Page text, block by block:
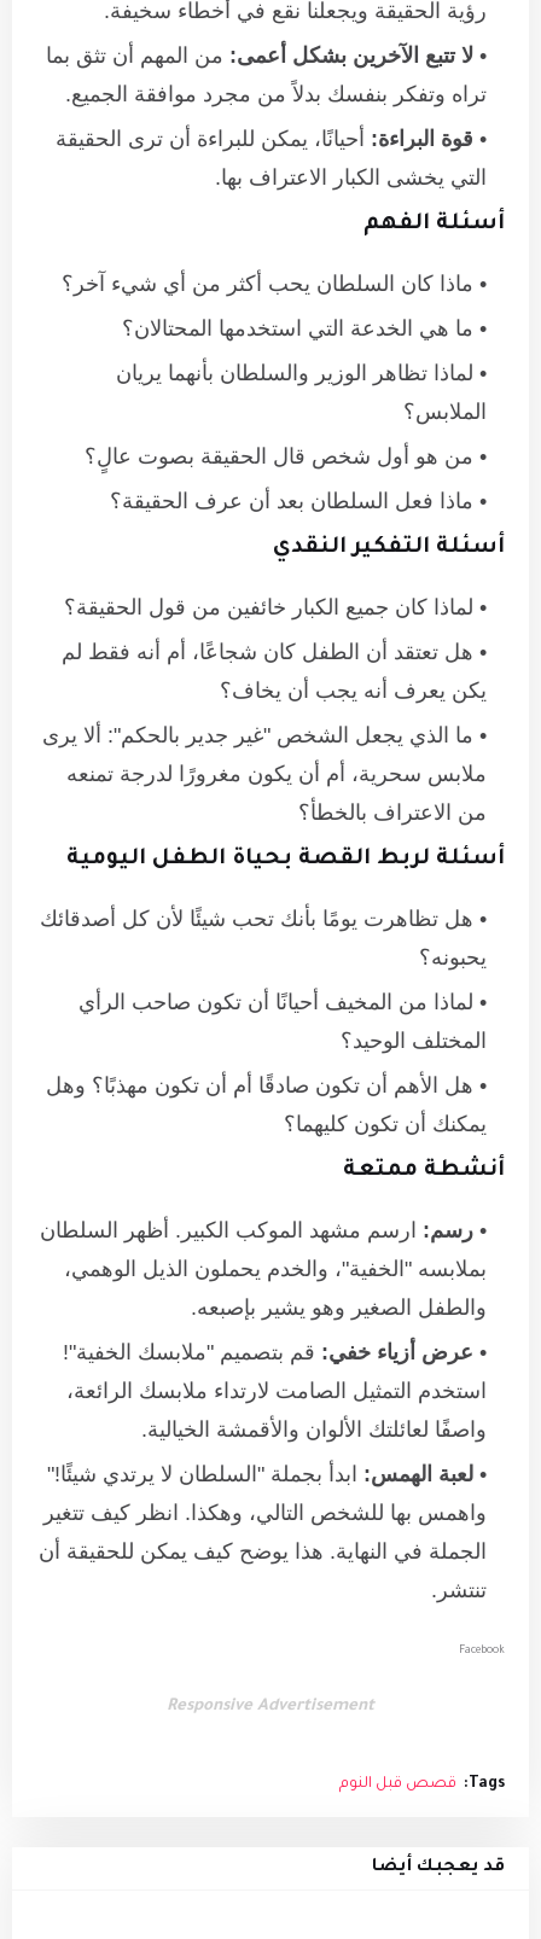
رؤية الحقيقة ويجعلنا نقع في أخطاء سخيفة.
لا تتبع الآخرين بشكل أعمى: من المهم أن تثق بما
تراه وتفكر بنفسك بدلاً من مجرد موافقة الجميع.
قوة البراءة: أحيانًا، يمكن للبراءة أن ترى الحقيقة
التي يخشى الكبار الاعتراف بها.
أسئلة الفهم
ماذا كان السلطان يحب أكثر من أي شيء آخر؟
ما هي الخدعة التي استخدمها المحتالان؟
لماذا تظاهر الوزير والسلطان بأنهما يريان
الملابس؟
من هو أول شخص قال الحقيقة بصوت عالٍ؟
ماذا فعل السلطان بعد أن عرف الحقيقة؟
أسئلة التفكير النقدي
لماذا كان جميع الكبار خائفين من قول الحقيقة؟
هل تعتقد أن الطفل كان شجاعًا، أم أنه فقط لم
يكن يعرف أنه يجب أن يخاف؟
ما الذي يجعل الشخص "غير جدير بالحكم": ألا يرى
ملابس سحرية، أم أن يكون مغرورًا لدرجة تمنعه
من الاعتراف بالخطأ؟
أسئلة لربط القصة بحياة الطفل اليومية
هل تظاهرت يومًا بأنك تحب شيئًا لأن كل أصدقائك
يحبونه؟
لماذا من المخيف أحيانًا أن تكون صاحب الرأي
المختلف الوحيد؟
هل الأهم أن تكون صادقًا أم أن تكون مهذبًا؟ وهل
يمكنك أن تكون كليهما؟
أنشطة ممتعة
رسم: ارسم مشهد الموكب الكبير. أظهر السلطان
بملابسه "الخفية"، والخدم يحملون الذيل الوهمي،
والطفل الصغير وهو يشير بإصبعه.
عرض أزياء خفي: قم بتصميم "ملابسك الخفية"!
استخدم التمثيل الصامت لارتداء ملابسك الرائعة،
واصفًا لعائلتك الألوان والأقمشة الخيالية.
لعبة الهمس: ابدأ بجملة "السلطان لا يرتدي شيئًا!"
واهمس بها للشخص التالي، وهكذا. انظر كيف تتغير
الجملة في النهاية. هذا يوضح كيف يمكن للحقيقة أن
تنتشر.
Facebook
Responsive Advertisement
Tags: قصص قبل النوم
قد يعجبك أيضا